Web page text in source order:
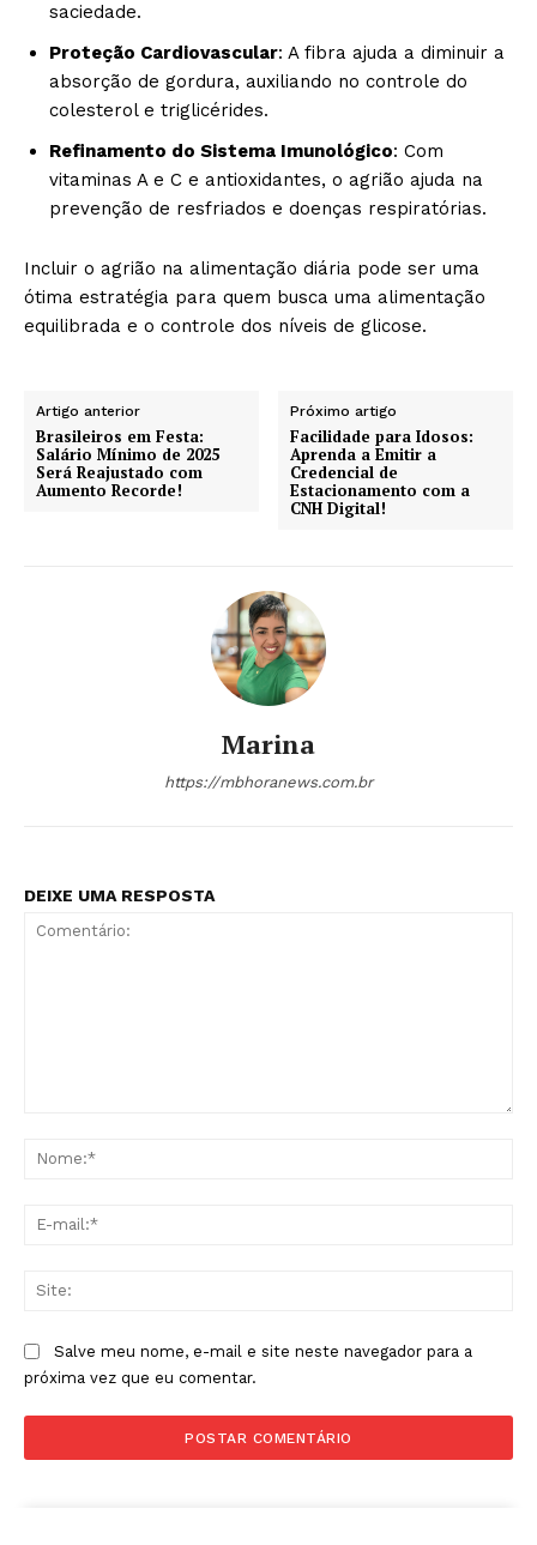
saciedade.
Proteção Cardiovascular: A fibra ajuda a diminuir a
absorção de gordura, auxiliando no controle do
colesterol e triglicérides.
Refinamento do Sistema Imunológico: Com
vitaminas A e C e antioxidantes, o agrião ajuda na
prevenção de resfriados e doenças respiratórias.
Incluir o agrião na alimentação diária pode ser uma
ótima estratégia para quem busca uma alimentação
equilibrada e o controle dos níveis de glicose.
Artigo anterior
Brasileiros em Festa:
Salário Mínimo de 2025
Será Reajustado com
Aumento Recorde!
Próximo artigo
Facilidade para Idosos:
Aprenda a Emitir a
Credencial de
Estacionamento com a
CNH Digital!
Marina
https://mbhoranews.com.br
DEIXE UMA RESPOSTA
Salve meu nome, e-mail e site neste navegador para a
próxima vez que eu comentar.